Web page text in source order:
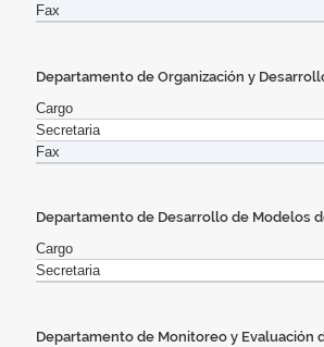
Fax
Departamento de Organización y
Cargo
Secretaria
Fax
Departamento de Desarrollo de Modelos
Cargo
Secretaria
Departamento de Monitoreo y Evaluación